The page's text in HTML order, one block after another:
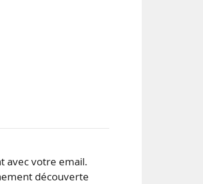
avec votre email.
découverte